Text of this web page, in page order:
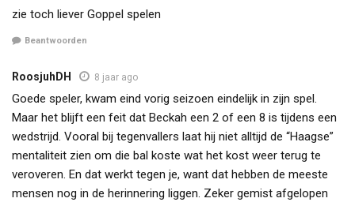
zie toch liever Goppel spelen
Beantwoorden
RoosjuhDH 8 jaar ago
Goede speler, kwam eind vorig seizoen eindelijk in zijn spel.
Maar het blijft een feit dat Beckah een 2 of een 8 is tijdens een
wedstrijd. Vooral bij tegenvallers laat hij niet alltijd de “Haagse”
mentaliteit zien om die bal koste wat het kost weer terug te
veroveren. En dat werkt tegen je, want dat hebben de meeste
mensen nog in de herinnering liggen. Zeker gemist afgelopen